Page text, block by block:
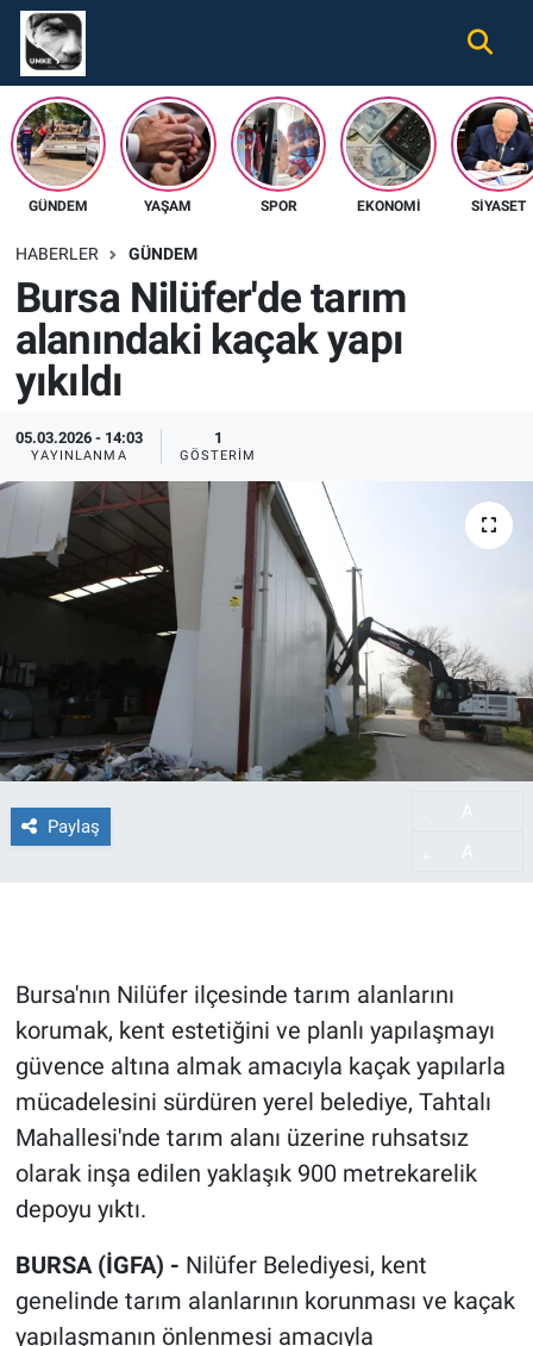
GÜNDEM YAŞAM SPOR EKONOMI SIYASET
HABERLER GÜNDEM
Bursa Nilüfer'de tarım
alanındaki kaçak yapı
yıkıldı
05.03.2026 - 14:03
YAYINLANMA
1
GÖSTERIM
Paylaş
Bursa'nın Nilüfer ilçesinde tarım alanlarını
korumak, kent estetiğini ve planlı yapılaşmayı
güvence altına almak amacıyla kaçak yapılarla
mücadelesini sürdüren yerel belediye, Tahtalı
Mahallesi'nde tarım alanı üzerine ruhsatsız
olarak inşa edilen yaklaşık 900 metrekarelik
depoyu yıktı.
BURSA (İGFA) - Nilüfer Belediyesi, kent
genelinde tarım alanlarının korunması ve kaçak
yapılaşmanın önlenmesi amacıyla
Gündem
Ekonomi
Spor
Tüm Haberler
İletişim
Künye
Nöbetçi Eczaneler
Hava Durumu
Namaz Vakitleri
Süper Lig Puan Durumu ve Fikstür
Tüm Manşetler
Son Dakika Haberleri
Haber Arşivi